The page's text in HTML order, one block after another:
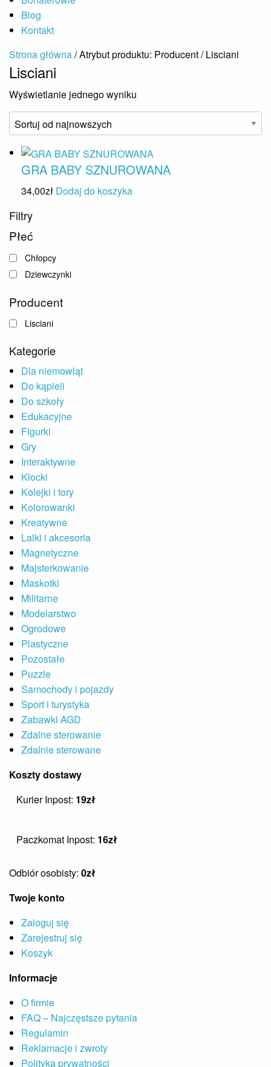
Blog
Kontakt
Strona główna/ Atrybut produktu: Producent / Lisciani
Lisciani
Wyświetlanie jednego wyniku
GRA BABY SZNUROWANA
34,00zł Dodaj do koszyka
Filtry
Płeć
Chłopcy
Dziewczynki
Producent
Lisciani
Kategorie
Dla niemowląt
Do kąpieli
Do szkoły
Edukacyjne
Figurki
Gry
Interaktywne
Klocki
Kolejki i tory
Kolorowanki
Kreatywne
Lalki i akcesoria
Magnetyczne
Majsterkowanie
Maskotki
Militarne
Modelarstwo
Ogrodowe
Plastyczne
Pozostałe
Puzzle
Samochody i pojazdy
Sport i turystyka
Zabawki AGD
Zdalne sterowanie
Zdalnie sterowane
Koszty dostawy
Kurier Inpost: 19zł
Paczkomat Inpost: 16zł
Odbiór osobisty: 0zł
Twoje konto
Zaloguj się
Zarejestruj się
Koszyk
Informacje
O firmie
FAQ – Najczęstsze pytania
Regulamin
Reklamacje i zwroty
Polityka prywatności